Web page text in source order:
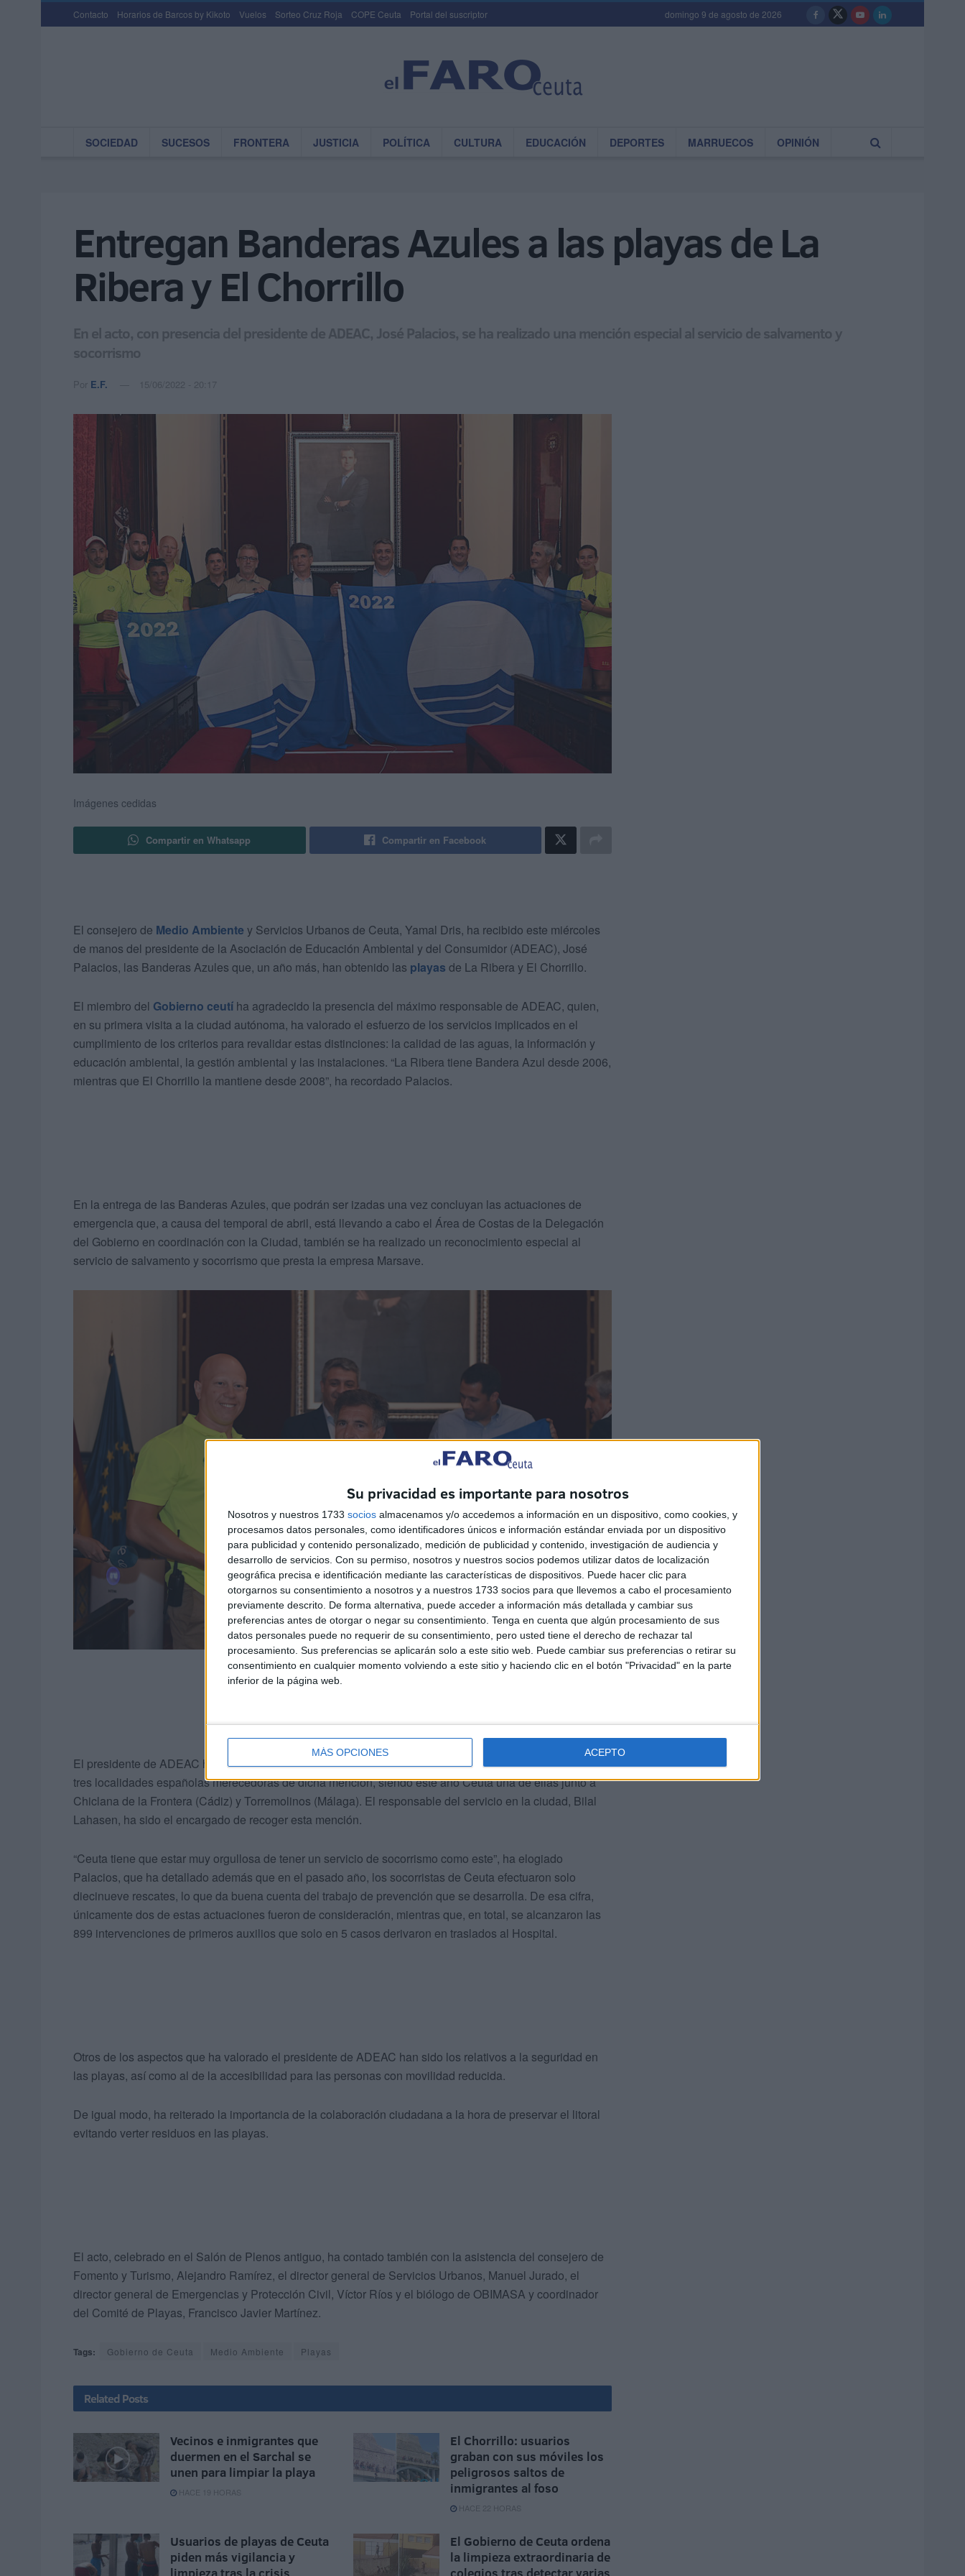
Su privacidad es importante para nosotros
Nosotros y nuestros 1733 socios almacenamos y/o accedemos a información en un dispositivo, como cookies, y
procesamos datos personales, como identificadores únicos e información estándar enviada por un dispositivo
para publicidad y contenido personalizado, medición de publicidad y contenido, investigación de audiencia y
desarrollo de servicios. Con su permiso, nosotros y nuestros socios podemos utilizar datos de localización
geográfica precisa e identificación mediante las características de dispositivos. Puede hacer clic para
otorgarnos su consentimiento a nosotros y a nuestros 1733 socios para que llevemos a cabo el procesamiento
previamente descrito. De forma alternativa, puede acceder a información más detallada y cambiar sus
preferencias antes de otorgar o negar su consentimiento. Tenga en cuenta que algún procesamiento de sus
datos personales puede no requerir de su consentimiento, pero usted tiene el derecho de rechazar tal
procesamiento. Sus preferencias se aplicarán solo a este sitio web. Puede cambiar sus preferencias o retirar su
consentimiento en cualquier momento volviendo a este sitio y haciendo clic en el botón "Privacidad" en la parte
inferior de la página web.
MÁS OPCIONES ACEPTO
Contacto Horarios de Barcos by Kikoto Vuelos Sorteo Cruz Roja COPE Ceuta Portal del suscriptor domingo 9 de agosto de 2026
SOCIEDAD SUCESOS FRONTERA JUSTICIA POLÍTICA CULTURA EDUCACIÓN DEPORTES MARRUECOS OPINIÓN
Entregan Banderas Azules a las playas de La
Ribera y El Chorrillo
En el acto, con presencia del presidente de ADEAC, José Palacios, se ha realizado una mención especial al servicio de salvamento y
socorrismo
Por E.F. 15/06/2022 - 20:17
Imágenes cedidas
Compartir en Whatsapp Compartir en Facebook
El consejero de Medio Ambiente y Servicios Urbanos de Ceuta, Yamal Dris, ha recibido este miércoles
de manos del presidente de la Asociación de Educación Ambiental y del Consumidor (ADEAC), José
Palacios, las Banderas Azules que, un año más, han obtenido las playas de La Ribera y El Chorrillo.
El miembro del Gobierno ceutí ha agradecido la presencia del máximo responsable de ADEAC, quien,
en su primera visita a la ciudad autónoma, ha valorado el esfuerzo de los servicios implicados en el
cumplimiento de los criterios para revalidar estas distinciones: la calidad de las aguas, la información y
educación ambiental, la gestión ambiental y las instalaciones. “La Ribera tiene Bandera Azul desde 2006,
mientras que El Chorrillo la mantiene desde 2008”, ha recordado Palacios.
En la entrega de las Banderas Azules, que podrán ser izadas una vez concluyan las actuaciones de
emergencia que, a causa del temporal de abril, está llevando a cabo el Área de Costas de la Delegación
del Gobierno en coordinación con la Ciudad, también se ha realizado un reconocimiento especial al
servicio de salvamento y socorrismo que presta la empresa Marsave.
El presidente de ADEAC ha remarcado que un Jurado independiente es el encargado de determinar las
tres localidades españolas merecedoras de dicha mención, siendo este año Ceuta una de ellas junto a
Chiclana de la Frontera (Cádiz) y Torremolinos (Málaga). El responsable del servicio en la ciudad, Bilal
Lahasen, ha sido el encargado de recoger esta mención.
“Ceuta tiene que estar muy orgullosa de tener un servicio de socorrismo como este”, ha elogiado
Palacios, que ha detallado además que en el pasado año, los socorristas de Ceuta efectuaron solo
diecinueve rescates, lo que da buena cuenta del trabajo de prevención que se desarrolla. De esa cifra,
únicamente dos de estas actuaciones fueron de consideración, mientras que, en total, se alcanzaron las
899 intervenciones de primeros auxilios que solo en 5 casos derivaron en traslados al Hospital.
Otros de los aspectos que ha valorado el presidente de ADEAC han sido los relativos a la seguridad en
las playas, así como al de la accesibilidad para las personas con movilidad reducida.
De igual modo, ha reiterado la importancia de la colaboración ciudadana a la hora de preservar el litoral
evitando verter residuos en las playas.
El acto, celebrado en el Salón de Plenos antiguo, ha contado también con la asistencia del consejero de
Fomento y Turismo, Alejandro Ramírez, el director general de Servicios Urbanos, Manuel Jurado, el
director general de Emergencias y Protección Civil, Víctor Ríos y el biólogo de OBIMASA y coordinador
del Comité de Playas, Francisco Javier Martínez.
Tags: Gobierno de Ceuta Medio Ambiente Playas
Related Posts
Vecinos e inmigrantes que
duermen en el Sarchal se
unen para limpiar la playa
HACE 19 HORAS
El Chorrillo: usuarios
graban con sus móviles los
peligrosos saltos de
inmigrantes al foso
HACE 22 HORAS
Usuarios de playas de Ceuta
piden más vigilancia y
El Gobierno de Ceuta ordena
la limpieza extraordinaria de